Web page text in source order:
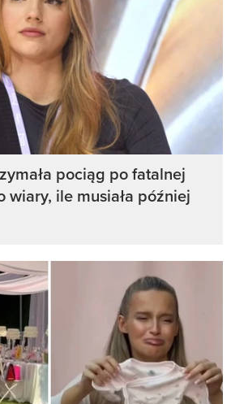
pociąg po fatalnej
wiary, ile musiała później